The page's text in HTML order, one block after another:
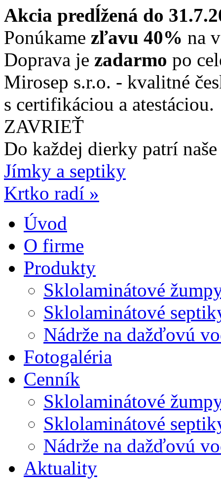
Akcia predĺžená do
Ponúkame zľavu 40% na
Doprava je zadarmo po
Mirosep s.r.o. - kvalitné
s certifikáciou a atestáciou.
ZAVRIEŤ
Do každej dierky patrí
Jímky a septiky
Krtko radí »
Úvod
O firme
Produkty
Sklolaminátové
Sklolaminátové
Nádrže na dažďovú
Fotogaléria
Cenník
Sklolaminátové
Sklolaminátové
Nádrže na dažďovú
Aktuality